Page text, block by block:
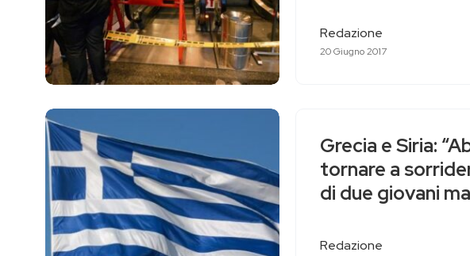
Redazione
20 Giugno 2017
Grecia e Siria:
tornare a
di due giovani
Redazione